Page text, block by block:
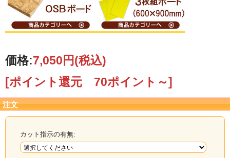
強度をもたせるように計算されて木片（ストランド）が切削されており、合板と
同じような交差積層による強度があります。また、断熱性や気密性、防虫性にも
優れています。
加工性が高く割れがおきにくい商品です。
原版（908×1817mm）表面の長手方向側に、JASスタンプが有ります。
そんなOSBボードに有孔を施しました。
■■■カットについて■■■
カット内容の詳細は、商品をカートに入れてご注文に進み、レジ画面の通信欄に
ショッピングカートの入力確認画面でも通信欄（一番下）の編集で、追記できま
す。
ご注文確定時（自動メール時）にはカット代金が加算されておりません。
ご案内いたします。
価格:7,050円(税込)
[ポイント還元 70ポイント～]
注文
カット指示の有無: